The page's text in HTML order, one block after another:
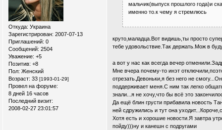
Откуда: Украина
Зарегистрирован: 2007-07-13
Приглашений: 0
Сообщений: 2504
Уважение: +5
Позитив: +8
Пол: Женский
Возраст: 33 [1993-01-29]
Провел на форуме:
8 дней 16 часов
Последний визит:
2008-02-27 23:01:57
мальчик(выпуск прошлого года)и
именно то.к чему я стремлюсь
круто,маладца.Вот видишь,ты просто
тебе удовольствие.Так держать.Мож в
а вот у нас как всегда вечер
Мне вчера почему-то инэт
отрезать.Девоньки,я без него не
поддерживает меня.С ним так легко
знали...я не хочу,что бы всё это
Да ещё блин грусти прибавила новость
ней сдружились и тут она
Хотя есть и хорошие новости.Я завтра
пойду)))ну и канешн с подругами